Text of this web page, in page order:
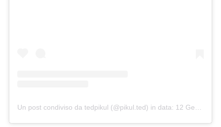
Un post condiviso da tedpikul (@pikul.ted) in data: 12 Gen 2017 alle ore 8:16 PST